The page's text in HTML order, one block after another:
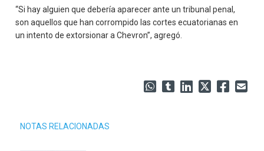
“Si hay alguien que debería aparecer ante un tribunal penal,
son aquellos que han corrompido las cortes ecuatorianas en
un intento de extorsionar a Chevron”, agregó.
NOTAS RELACIONADAS